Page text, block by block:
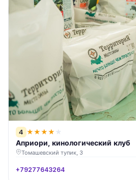
4 ★★★★ ★
Априори, кинологический клуб
Томашевский тупик, 3
+79277643264